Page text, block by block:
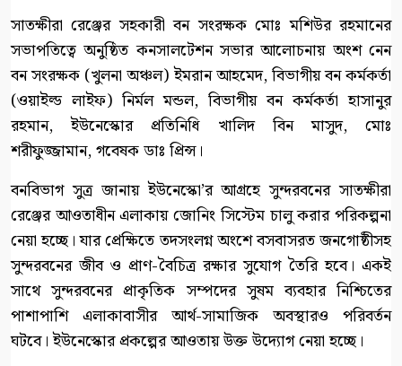
সাতক্ষীরা রেঞ্জের সহকারী বন সংরক্ষক মোঃ মশিউর রহমানের
সভাপতিত্বে অনুষ্ঠিত কনসালটেশন সভার আলোচনায় অংশ নেন
বন সংরক্ষক (খুলনা অঞ্চল) ইমরান আহমেদ, বিভাগীয় বন কর্মকর্তা
(ওয়াইল্ড লাইফ) নির্মল মন্ডল, বিভাগীয় বন কর্মকর্তা হাসানুর
রহমান, ইউনেস্কোর প্রতিনিধি খালিদ বিন মাসুদ, মোঃ
শরীফুজ্জামান, গবেষক ডাঃ প্রিন্স।
বনবিভাগ সুত্র জানায় ইউনেস্কো’র আগ্রহে সুন্দরবনের সাতক্ষীরা
রেঞ্জের আওতাধীন এলাকায় জোনিং সিস্টেম চালু করার পরিকল্পনা
নেয়া হচ্ছে। যার প্রেক্ষিতে তদসংলগ্ন অংশে বসবাসরত জনগোষ্ঠীসহ
সুন্দরবনের জীব ও প্রাণ-বৈচিত্র রক্ষার সুযোগ তৈরি হবে। একই
সাথে সুন্দরবনের প্রাকৃতিক সম্পদের সুষম ব্যবহার নিশ্চিতের
পাশাপাশি এলাকাবাসীর আর্থ-সামাজিক অবস্থারও পরিবর্তন
ঘটবে। ইউনেস্কোর প্রকল্পের আওতায় উক্ত উদ্যোগ নেয়া হচ্ছে।